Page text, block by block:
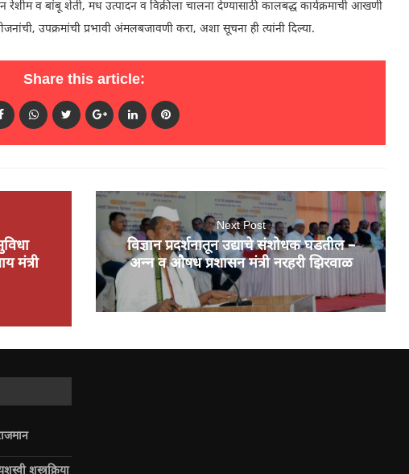
व बांबू शेती, मध उत्पादन व विक्रीला चालना देण्यासाठी कालबद्ध कार्यक्रमाची आखणी
उपक्रमांची प्रभावी अंमलबजावणी करा, अशा सूचना ही त्यांनी दिल्या.
Share this article:
मंत्री
Next Post
विज्ञान प्रदर्शनातून उद्याचे संशोधक घडतील –
अन्न व औषध प्रशासन मंत्री नरहरी झिरवाळ